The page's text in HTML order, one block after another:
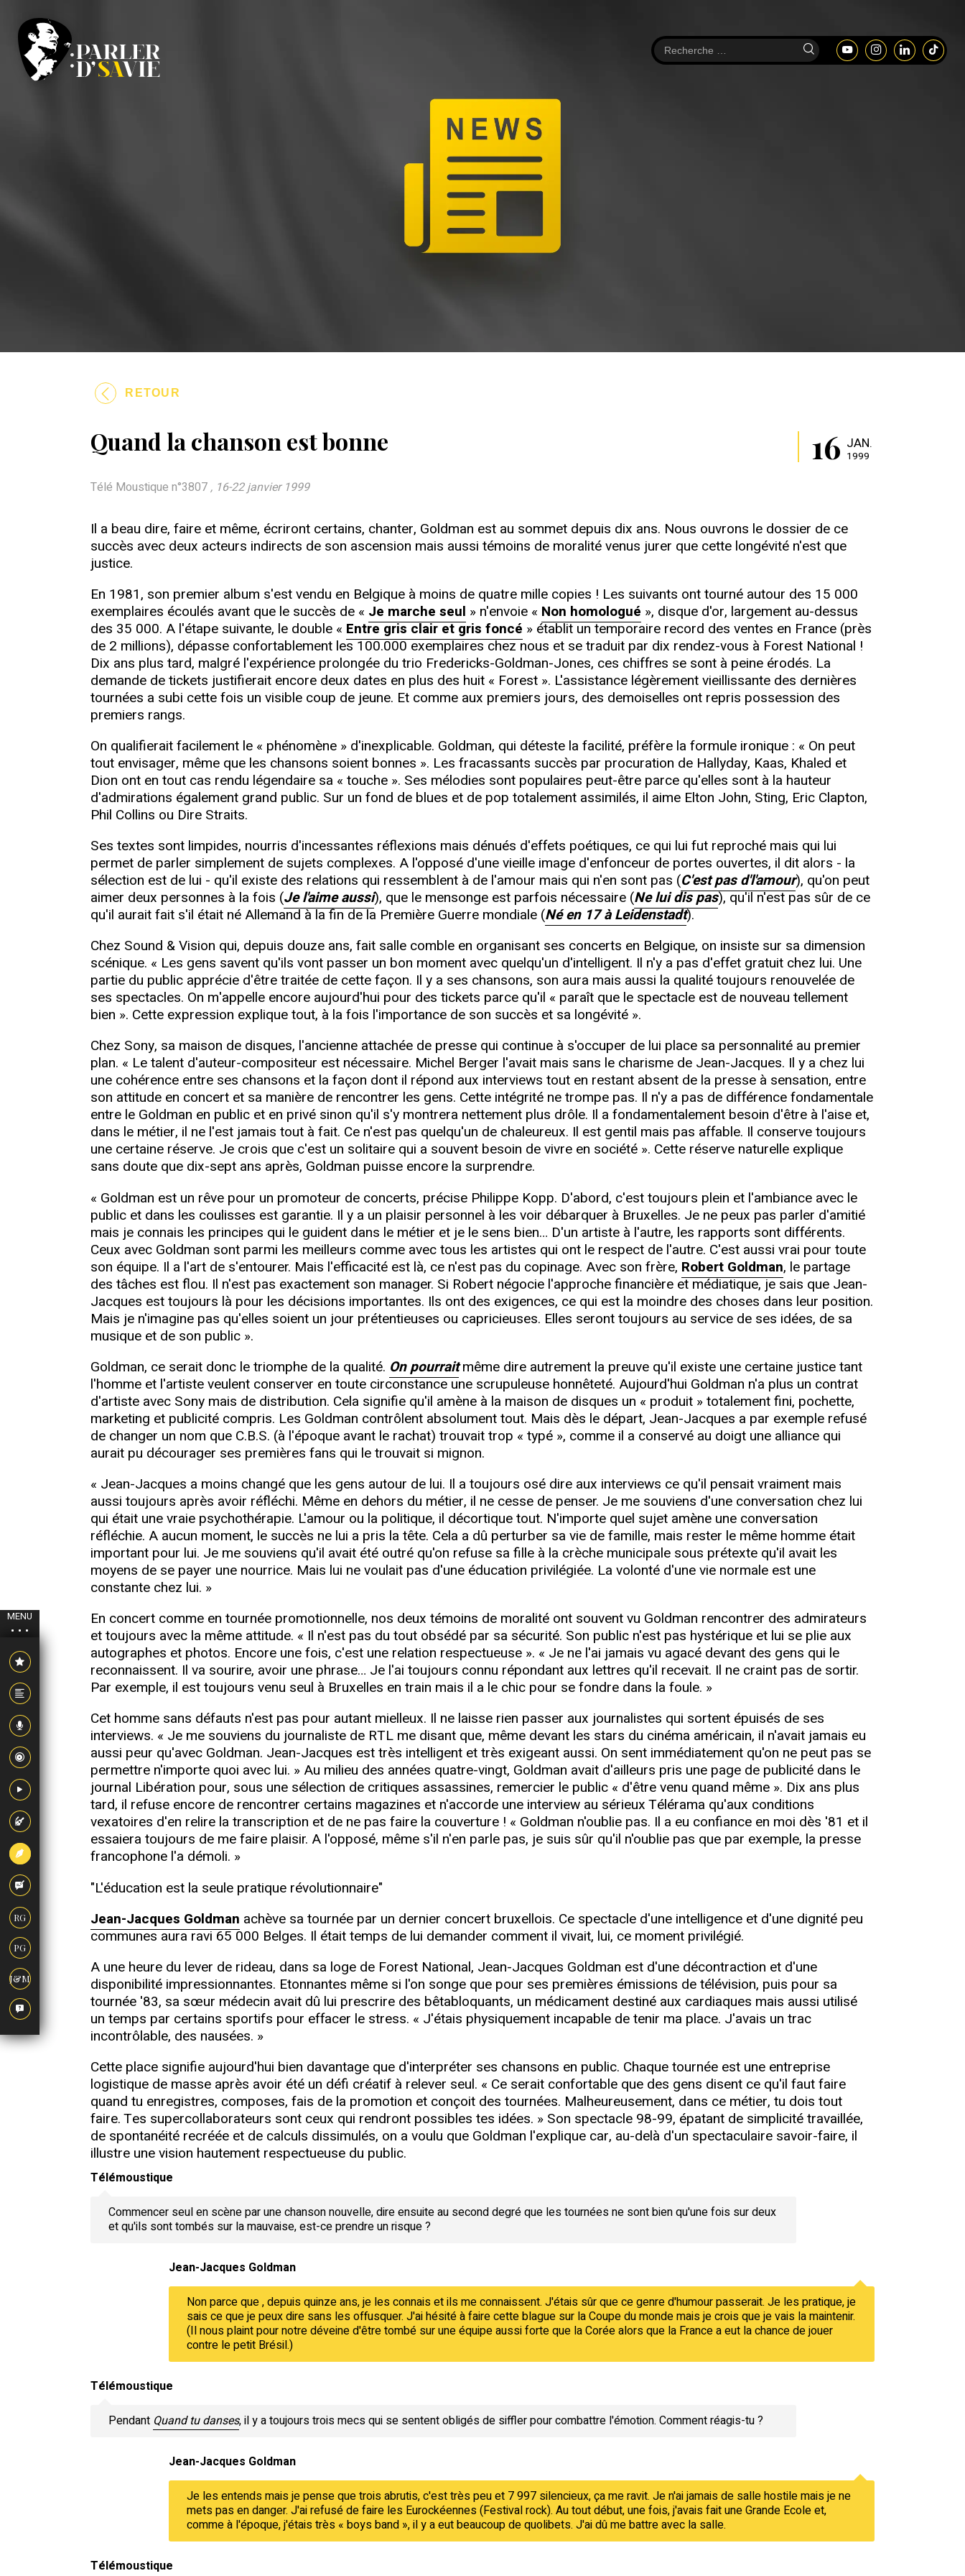
MENU
RG
PG
J&M
RETOUR
Quand la chanson est bonne 16 JAN.
1999
Télé Moustique n°3807, 16-22 janvier 1999
Il a beau dire, faire et même, écriront certains, chanter, Goldman est au sommet depuis dix ans. Nous ouvrons le dossier de ce
succès avec deux acteurs indirects de son ascension mais aussi témoins de moralité venus jurer que cette longévité n'est que
justice.
En 1981, son premier album s'est vendu en Belgique à moins de quatre mille copies ! Les suivants ont tourné autour des 15 000
exemplaires écoulés avant que le succès de « Je marche seul » n'envoie « Non homologué », disque d'or, largement au-dessus
des 35 000. A l'étape suivante, le double « Entre gris clair et gris foncé » établit un temporaire record des ventes en France (près
de 2 millions), dépasse confortablement les 100.000 exemplaires chez nous et se traduit par dix rendez-vous à Forest National !
Dix ans plus tard, malgré l'expérience prolongée du trio Fredericks-Goldman-Jones, ces chiffres se sont à peine érodés. La
demande de tickets justifierait encore deux dates en plus des huit « Forest ». L'assistance légèrement vieillissante des dernières
tournées a subi cette fois un visible coup de jeune. Et comme aux premiers jours, des demoiselles ont repris possession des
premiers rangs.
On qualifierait facilement le « phénomène » d'inexplicable. Goldman, qui déteste la facilité, préfère la formule ironique : « On peut
tout envisager, même que les chansons soient bonnes ». Les fracassants succès par procuration de Hallyday, Kaas, Khaled et
Dion ont en tout cas rendu légendaire sa « touche ». Ses mélodies sont populaires peut-être parce qu'elles sont à la hauteur
d'admirations également grand public. Sur un fond de blues et de pop totalement assimilés, il aime Elton John, Sting, Eric Clapton,
Phil Collins ou Dire Straits.
Ses textes sont limpides, nourris d'incessantes réflexions mais dénués d'effets poétiques, ce qui lui fut reproché mais qui lui
permet de parler simplement de sujets complexes. A l'opposé d'une vieille image d'enfonceur de portes ouvertes, il dit alors - la
sélection est de lui - qu'il existe des relations qui ressemblent à de l'amour mais qui n'en sont pas (C'est pas d'l'amour), qu'on peut
aimer deux personnes à la fois (Je l'aime aussi), que le mensonge est parfois nécessaire (Ne lui dis pas), qu'il n'est pas sûr de ce
qu'il aurait fait s'il était né Allemand à la fin de la Première Guerre mondiale (Né en 17 à Leidenstadt).
Chez Sound & Vision qui, depuis douze ans, fait salle comble en organisant ses concerts en Belgique, on insiste sur sa dimension
scénique. « Les gens savent qu'ils vont passer un bon moment avec quelqu'un d'intelligent. Il n'y a pas d'effet gratuit chez lui. Une
partie du public apprécie d'être traitée de cette façon. Il y a ses chansons, son aura mais aussi la qualité toujours renouvelée de
ses spectacles. On m'appelle encore aujourd'hui pour des tickets parce qu'il « paraît que le spectacle est de nouveau tellement
bien ». Cette expression explique tout, à la fois l'importance de son succès et sa longévité ».
Chez Sony, sa maison de disques, l'ancienne attachée de presse qui continue à s'occuper de lui place sa personnalité au premier
plan. « Le talent d'auteur-compositeur est nécessaire. Michel Berger l'avait mais sans le charisme de Jean-Jacques. Il y a chez lui
une cohérence entre ses chansons et la façon dont il répond aux interviews tout en restant absent de la presse à sensation, entre
son attitude en concert et sa manière de rencontrer les gens. Cette intégrité ne trompe pas. Il n'y a pas de différence fondamentale
entre le Goldman en public et en privé sinon qu'il s'y montrera nettement plus drôle. Il a fondamentalement besoin d'être à l'aise et,
dans le métier, il ne l'est jamais tout à fait. Ce n'est pas quelqu'un de chaleureux. Il est gentil mais pas affable. Il conserve toujours
une certaine réserve. Je crois que c'est un solitaire qui a souvent besoin de vivre en société ». Cette réserve naturelle explique
sans doute que dix-sept ans après, Goldman puisse encore la surprendre.
« Goldman est un rêve pour un promoteur de concerts, précise Philippe Kopp. D'abord, c'est toujours plein et l'ambiance avec le
public et dans les coulisses est garantie. Il y a un plaisir personnel à les voir débarquer à Bruxelles. Je ne peux pas parler d'amitié
mais je connais les principes qui le guident dans le métier et je le sens bien… D'un artiste à l'autre, les rapports sont différents.
Ceux avec Goldman sont parmi les meilleurs comme avec tous les artistes qui ont le respect de l'autre. C'est aussi vrai pour toute
son équipe. Il a l'art de s'entourer. Mais l'efficacité est là, ce n'est pas du copinage. Avec son frère, Robert Goldman, le partage
des tâches est flou. Il n'est pas exactement son manager. Si Robert négocie l'approche financière et médiatique, je sais que Jean-
Jacques est toujours là pour les décisions importantes. Ils ont des exigences, ce qui est la moindre des choses dans leur position.
Mais je n'imagine pas qu'elles soient un jour prétentieuses ou capricieuses. Elles seront toujours au service de ses idées, de sa
musique et de son public ».
Goldman, ce serait donc le triomphe de la qualité. On pourraitmême dire autrement la preuve qu'il existe une certaine justice tant
l'homme et l'artiste veulent conserver en toute circonstance une scrupuleuse honnêteté. Aujourd'hui Goldman n'a plus un contrat
d'artiste avec Sony mais de distribution. Cela signifie qu'il amène à la maison de disques un « produit » totalement fini, pochette,
marketing et publicité compris. Les Goldman contrôlent absolument tout. Mais dès le départ, Jean-Jacques a par exemple refusé
de changer un nom que C.B.S. (à l'époque avant le rachat) trouvait trop « typé », comme il a conservé au doigt une alliance qui
aurait pu décourager ses premières fans qui le trouvait si mignon.
« Jean-Jacques a moins changé que les gens autour de lui. Il a toujours osé dire aux interviews ce qu'il pensait vraiment mais
aussi toujours après avoir réfléchi. Même en dehors du métier, il ne cesse de penser. Je me souviens d'une conversation chez lui
qui était une vraie psychothérapie. L'amour ou la politique, il décortique tout. N'importe quel sujet amène une conversation
réfléchie. A aucun moment, le succès ne lui a pris la tête. Cela a dû perturber sa vie de famille, mais rester le même homme était
important pour lui. Je me souviens qu'il avait été outré qu'on refuse sa fille à la crèche municipale sous prétexte qu'il avait les
moyens de se payer une nourrice. Mais lui ne voulait pas d'une éducation privilégiée. La volonté d'une vie normale est une
constante chez lui. »
En concert comme en tournée promotionnelle, nos deux témoins de moralité ont souvent vu Goldman rencontrer des admirateurs
et toujours avec la même attitude. « Il n'est pas du tout obsédé par sa sécurité. Son public n'est pas hystérique et lui se plie aux
autographes et photos. Encore une fois, c'est une relation respectueuse ». « Je ne l'ai jamais vu agacé devant des gens qui le
reconnaissent. Il va sourire, avoir une phrase… Je l'ai toujours connu répondant aux lettres qu'il recevait. Il ne craint pas de sortir.
Par exemple, il est toujours venu seul à Bruxelles en train mais il a le chic pour se fondre dans la foule. »
Cet homme sans défauts n'est pas pour autant mielleux. Il ne laisse rien passer aux journalistes qui sortent épuisés de ses
interviews. « Je me souviens du journaliste de RTL me disant que, même devant les stars du cinéma américain, il n'avait jamais eu
aussi peur qu'avec Goldman. Jean-Jacques est très intelligent et très exigeant aussi. On sent immédiatement qu'on ne peut pas se
permettre n'importe quoi avec lui. » Au milieu des années quatre-vingt, Goldman avait d'ailleurs pris une page de publicité dans le
journal Libération pour, sous une sélection de critiques assassines, remercier le public « d'être venu quand même ». Dix ans plus
tard, il refuse encore de rencontrer certains magazines et n'accorde une interview au sérieux Télérama qu'aux conditions
vexatoires d'en relire la transcription et de ne pas faire la couverture ! « Goldman n'oublie pas. Il a eu confiance en moi dès '81 et il
essaiera toujours de me faire plaisir. A l'opposé, même s'il n'en parle pas, je suis sûr qu'il n'oublie pas que par exemple, la presse
francophone l'a démoli. »
"L'éducation est la seule pratique révolutionnaire"
Jean-Jacques Goldman achève sa tournée par un dernier concert bruxellois. Ce spectacle d'une intelligence et d'une dignité peu
communes aura ravi 65 000 Belges. Il était temps de lui demander comment il vivait, lui, ce moment privilégié.
A une heure du lever de rideau, dans sa loge de Forest National, Jean-Jacques Goldman est d'une décontraction et d'une
disponibilité impressionnantes. Etonnantes même si l'on songe que pour ses premières émissions de télévision, puis pour sa
tournée '83, sa sœur médecin avait dû lui prescrire des bêtabloquants, un médicament destiné aux cardiaques mais aussi utilisé
un temps par certains sportifs pour effacer le stress. « J'étais physiquement incapable de tenir ma place. J'avais un trac
incontrôlable, des nausées. »
Cette place signifie aujourd'hui bien davantage que d'interpréter ses chansons en public. Chaque tournée est une entreprise
logistique de masse après avoir été un défi créatif à relever seul. « Ce serait confortable que des gens disent ce qu'il faut faire
quand tu enregistres, composes, fais de la promotion et conçoit des tournées. Malheureusement, dans ce métier, tu dois tout
faire. Tes supercollaborateurs sont ceux qui rendront possibles tes idées. » Son spectacle 98-99, épatant de simplicité travaillée,
de spontanéité recréée et de calculs dissimulés, on a voulu que Goldman l'explique car, au-delà d'un spectaculaire savoir-faire, il
illustre une vision hautement respectueuse du public.
Télémoustique
Commencer seul en scène par une chanson nouvelle, dire ensuite au second degré que les tournées ne sont bien qu'une fois sur deux
et qu'ils sont tombés sur la mauvaise, est-ce prendre un risque ?
Jean-Jacques Goldman
Non parce que , depuis quinze ans, je les connais et ils me connaissent. J'étais sûr que ce genre d'humour passerait. Je les pratique, je
sais ce que je peux dire sans les offusquer. J'ai hésité à faire cette blague sur la Coupe du monde mais je crois que je vais la maintenir.
(Il nous plaint pour notre déveine d'être tombé sur une équipe aussi forte que la Corée alors que la France a eut la chance de jouer
contre le petit Brésil.)
Télémoustique
Pendant Quand tu danses, il y a toujours trois mecs qui se sentent obligés de siffler pour combattre l'émotion. Comment réagis-tu ?
Jean-Jacques Goldman
Je les entends mais je pense que trois abrutis, c'est très peu et 7 997 silencieux, ça me ravit. Je n'ai jamais de salle hostile mais je ne
mets pas en danger. J'ai refusé de faire les Eurockéennes (Festival rock). Au tout début, une fois, j'avais fait une Grande Ecole et,
comme à l'époque, j'étais très « boys band », il y a eut beaucoup de quolibets. J'ai dû me battre avec la salle.
Télémoustique